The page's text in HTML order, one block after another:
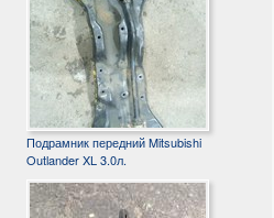
Подрамник передний Mitsubishi
Outlander XL 3.0л.